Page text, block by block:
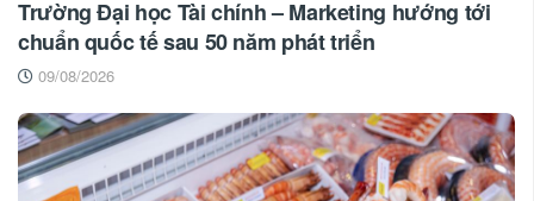
Trường Đại học Tài chính – Marketing hướng tới
chuẩn quốc tế sau 50 năm phát triển
09/08/2026